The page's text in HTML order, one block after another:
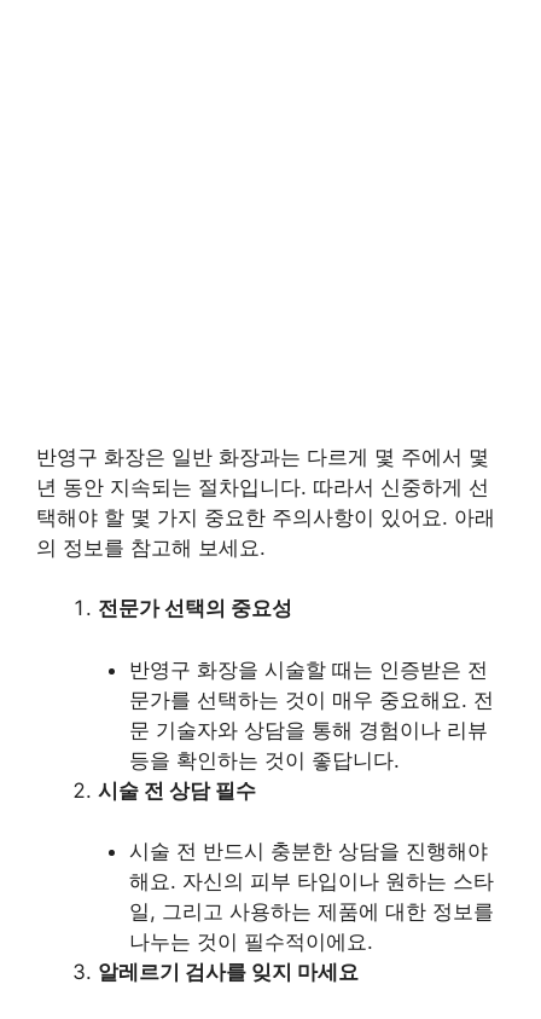
반영구 화장은 일반 화장과는 다르게 몇 주에서 몇
년 동안 지속되는 절차입니다. 따라서 신중하게 선
택해야 할 몇 가지 중요한 주의사항이 있어요. 아래
의 정보를 참고해 보세요.
전문가 선택의 중요성
반영구 화장을 시술할 때는 인증받은 전
문가를 선택하는 것이 매우 중요해요. 전
문 기술자와 상담을 통해 경험이나 리뷰
등을 확인하는 것이 좋답니다.
시술 전 상담 필수
시술 전 반드시 충분한 상담을 진행해야
해요. 자신의 피부 타입이나 원하는 스타
일, 그리고 사용하는 제품에 대한 정보를
나누는 것이 필수적이에요.
알레르기 검사를 잊지 마세요